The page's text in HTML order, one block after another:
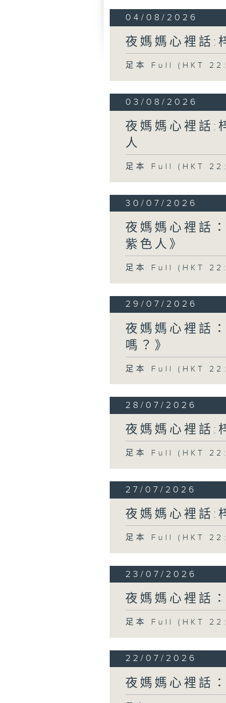
04/08/2026
夜媽媽心裡話:
足本 Full (HKT
03/08/2026
夜媽媽心裡話:
人
足本 Full (HKT
30/07/2026
夜媽媽心裡話
紫色人》
足本 Full (HKT
29/07/2026
夜媽媽心裡話
嗎？》
足本 Full (HKT
28/07/2026
夜媽媽心裡話:
足本 Full (HKT
27/07/2026
夜媽媽心裡話:
足本 Full (HKT
23/07/2026
夜媽媽心裡話
足本 Full (HKT
22/07/2026
夜媽媽心裡話